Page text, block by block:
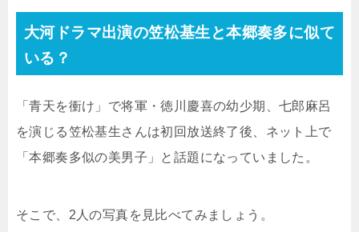
大河ドラマ出演の笠松基生と本郷奏多に似て
いる？
「青天を衝け」で将軍・徳川慶喜の幼少期、七郎麻呂
を演じる笠松基生さんは初回放送終了後、ネット上で
「本郷奏多似の美男子」と話題になっていました。
そこで、2人の写真を見比べてみましょう。